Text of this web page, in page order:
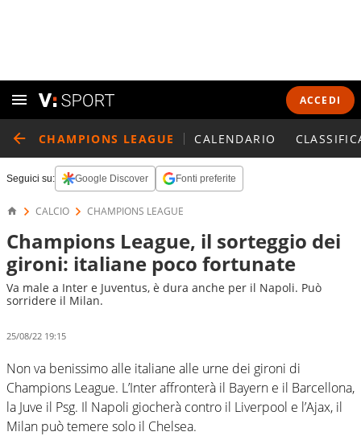
ACCEDI
CHAMPIONS LEAGUE CALENDARIO
Seguici su: Google Discover Fonti preferite
CALCIO CHAMPIONS LEAGUE
Champions League, il sorteggio dei
gironi: italiane poco fortunate
Va male a Inter e Juventus, è dura anche per il Napoli. Può
sorridere il Milan.
25/08/22 19:15
Non va benissimo alle italiane alle urne dei gironi di
Champions League. L’Inter affronterà il Bayern e il Barcellona,
la Juve il Psg. Il Napoli giocherà contro il Liverpool e l’Ajax, il
Milan può temere solo il Chelsea.